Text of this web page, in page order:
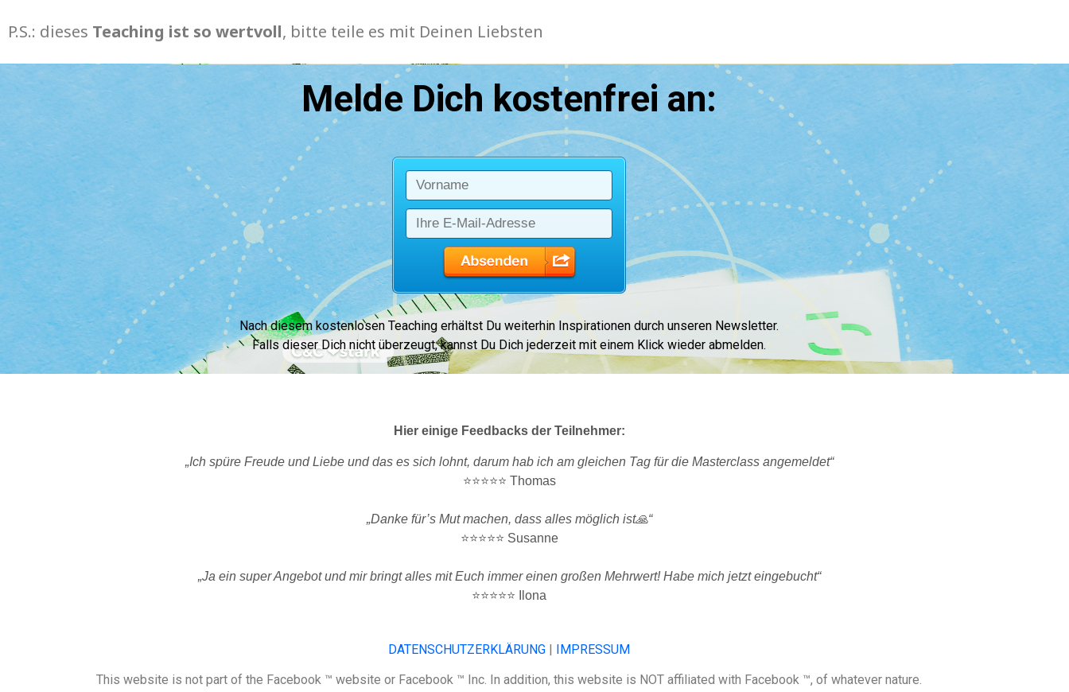
P.S.: dieses Teaching ist so wertvoll, bitte teile es mit Deinen Liebsten
Melde Dich kostenfrei an:
Nach diesem kostenlosen Teaching erhältst Du weiterhin Inspirationen durch unseren Newsletter.
Falls dieser Dich nicht überzeugt, kannst Du Dich jederzeit mit einem Klick wieder abmelden.
Hier einige Feedbacks der Teilnehmer:
„Ich spüre Freude und Liebe und das es sich lohnt, darum hab ich am gleichen Tag für die Masterclass angemeldet“
⭐️⭐️⭐️⭐️⭐️ Thomas
„Danke für’s Mut machen, dass alles möglich ist🙏“
⭐️⭐️⭐️⭐️⭐️ Susanne
„Ja ein super Angebot und mir bringt alles mit Euch immer einen großen Mehrwert! Habe mich jetzt eingebucht“
⭐️⭐️⭐️⭐️⭐️ Ilona
DATENSCHUTZERKLÄRUNG | IMPRESSUM
This website is not part of the Facebook ™ website or Facebook ™ Inc. In addition, this website is NOT affiliated with Facebook ™, of whatever nature.